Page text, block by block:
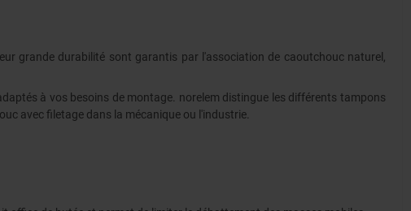
grande durabilité sont garantis par l'association de caoutchouc naturel,
à vos besoins de montage. norelem distingue les différents tampons
avec filetage dans la mécanique ou l'industrie.